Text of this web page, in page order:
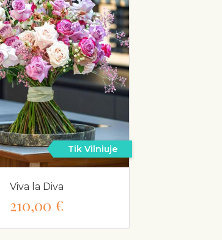
Tik Vilniuje
Viva la Diva
210,00 €